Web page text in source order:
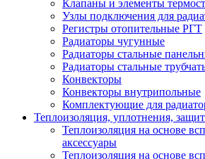
Клапаны и элементы
Узлы подключения для
Регистры отопительные РГТ
Радиаторы чугунные
Радиаторы стальные
Радиаторы стальные
Конвекторы
Конвекторы внутрипольные
Комплектующие для
Теплоизоляция, уплотнения,
Теплоизоляция на основе
аксессуары
Теплоизоляция на основе